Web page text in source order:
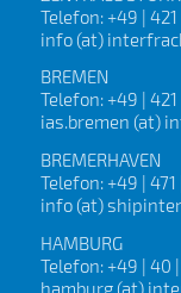
Telefon: +49 |
info (at)
BREMEN
Telefon: +49 |
ias.bremen (at)
BREMERHAVEN
Telefon: +49 |
info (at)
HAMBURG
Telefon: +49 | 40
hamburg (at)